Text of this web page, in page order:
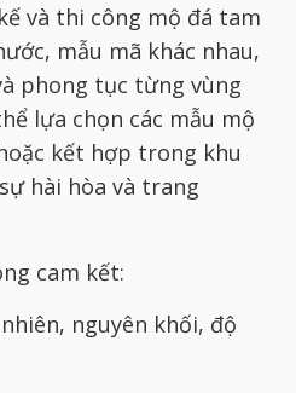
và thi công mộ đá tam
mẫu mã khác nhau,
phong tục từng vùng
lựa chọn các mẫu mộ
kết hợp trong khu
hài hòa và trang
cam kết:
nguyên khối, độ